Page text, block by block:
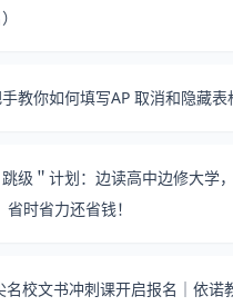
教你如何填写AP 取消和隐藏表
级＂计划：边读高中边修大学
时省力还省钱！
名校文书冲刺课开启报名｜依诺